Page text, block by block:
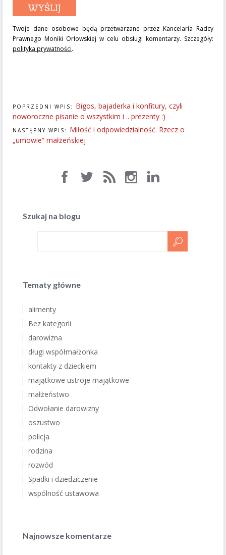
Twoje dane osobowe będą przetwarzane przez Kancelaria Radcy
Prawnego Moniki Orłowskiej w celu obsługi komentarzy. Szczegóły:
polityka prywatności.
POPRZEDNI WPIS: Bigos, bajaderka i konfitury, czyli
noworoczne pisanie o wszystkim i .. prezenty :)
NASTĘPNY WPIS: Miłość i odpowiedzialność. Rzecz o
„umowie” małżeńskiej
Szukaj na blogu
Tematy główne
alimenty
Bez kategorii
darowizna
długi współmałżonka
kontakty z dzieckiem
majątkowe ustroje majątkowe
małżeństwo
Odwołanie darowizny
oszustwo
policja
rodzina
rozwód
Spadki i dziedziczenie
wspólność ustawowa
Najnowsze komentarze